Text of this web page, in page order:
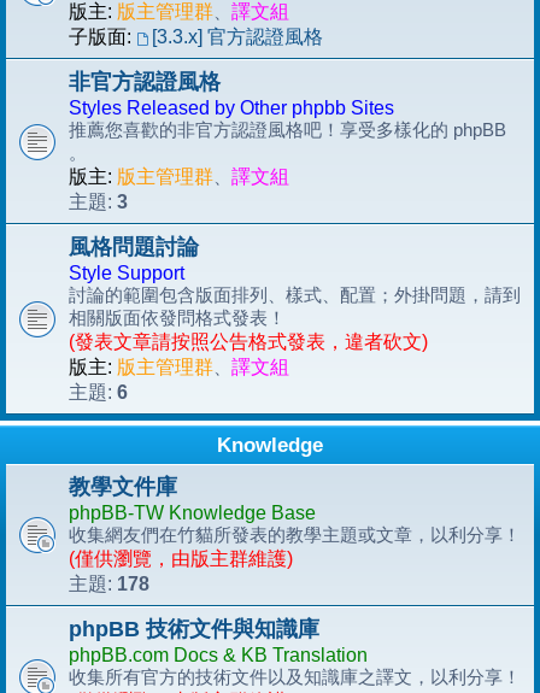
版主: 版主管理群
譯文組
子版面:
[3.3.x] 官方認證風格
非官方認證風格
Styles Released by Other phpbb Sites
推薦您喜歡的非官方認證風格吧！享受多樣化的 phpBB
。
版主: 版主管理群
譯文組
主題: 3
風格問題討論
Style Support
討論的範圍包含版面排列、樣式、配置；外掛問題，請到
相關版面依發問格式發表！
(發表文章請按照公告格式發表，違者砍文)
版主: 版主管理群
譯文組
主題: 6
Knowledge
教學文件庫
phpBB-TW Knowledge Base
收集網友們在竹貓所發表的教學主題或文章，以利分享！
(僅供瀏覽，由版主群維護)
主題: 178
phpBB 技術文件與知識庫
phpBB.com Docs & KB Translation
收集所有官方的技術文件以及知識庫之譯文，以利分享！